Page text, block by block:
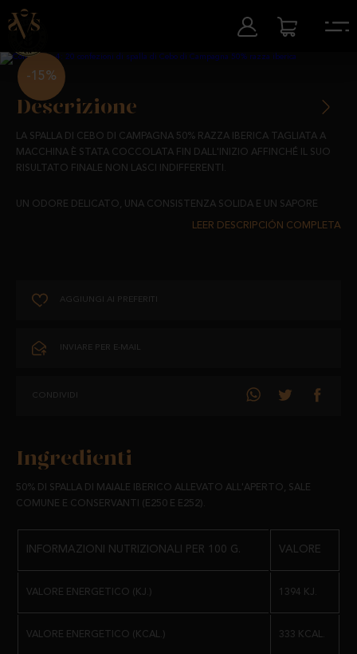
-15%
Descrizione
LA SPALLA DI CEBO DI CAMPAGNA 50% RAZZA IBERICA TAGLIATA A
MACCHINA È STATA COCCOLATA FIN DALL'INIZIO AFFINCHÉ IL SUO
RISULTATO FINALE NON LASCI INDIFFERENTI.
UN ODORE DELICATO, UNA CONSISTENZA SOLIDA E UN SAPORE
UNICO, FRUTTO DI MAIALI ALLEVATI IN CAMPAGNA CON UNA DIETA A
PESO:
HA ILCERTIFICATO CALICER PI/0649/15
CLIENTE E AL CONSUMATORE FINALE L'IMPEGNO DI UN LAVORO BEN
FATTO E LA TRANQUILLITÀ DI ACQUISTARE UN PRODOTTO CHE
*CONSUMO PREFERENZIALE: 6 MESI.
AGGIUNGI AI PREFERITI
INVIARE PER E-MAIL
CONDIVIDI
Ingredienti
50% DI SPALLA DI MAIALE IBERICO ALLEVATO ALL'APERTO, SALE
COMUNE E CONSERVANTI (E250 E E252).
INFORMAZIONI NUTRIZIONALI PER 100 G. VALORE
VALORE ENERGETICO (KJ.) 1394 KJ.
VALORE ENERGETICO (KCAL.) 333 KCAL.